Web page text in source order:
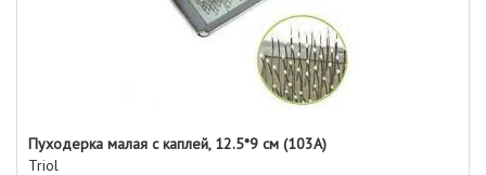
Пуходерка малая с каплей, 12.5*9 см (103A)
Triol